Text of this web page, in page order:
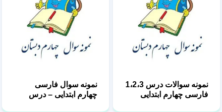
نمونه سوالات درس 1،2،3
فارسی چهارم ابتدایی
نمونه سوال فارسی
چهارم ابتدایی – درس